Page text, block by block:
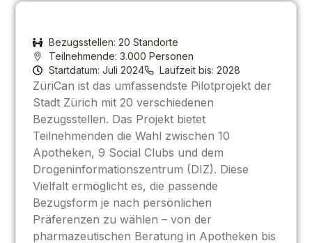
Bezugsstellen: 20 Standorte
Teilnehmende: 3.000 Personen
Startdatum: Juli 2024
Laufzeit bis: 2028
ZüriCan ist das umfassendste Pilotprojekt der
Stadt Zürich mit 20 verschiedenen
Bezugsstellen. Das Projekt bietet
Teilnehmenden die Wahl zwischen 10
Apotheken, 9 Social Clubs und dem
Drogeninformationszentrum (DIZ). Diese
Vielfalt ermöglicht es, die passende
Bezugsform je nach persönlichen
Präferenzen zu wählen – von der
pharmazeutischen Beratung in Apotheken bis